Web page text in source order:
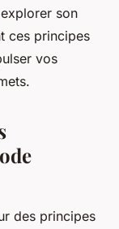
son
ces principes
vos
des principes